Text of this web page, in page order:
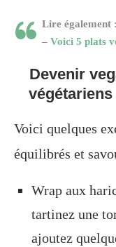
Lire également :
– Voici 5 plats
Devenir
Voici quelques
équilibrés et
Wrap aux
tartinez une
ajoutez